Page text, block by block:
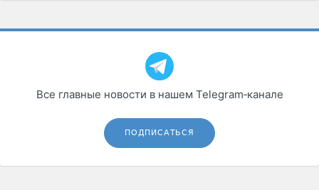
Все главные новости в нашем Telegram‑канале
ПОДПИСАТЬСЯ